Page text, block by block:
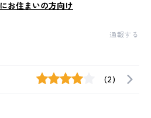
お住まいの方向け
通報する
(2)